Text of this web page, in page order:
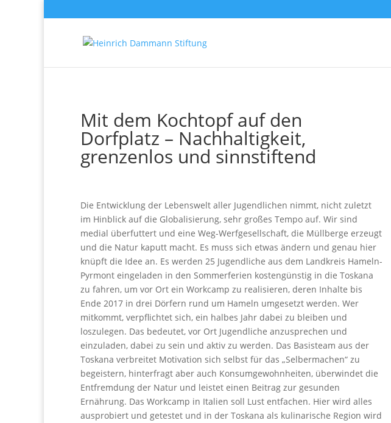
Mit dem Kochtopf auf den
Dorfplatz – Nachhaltigkeit,
grenzenlos und sinnstiftend
Die Entwicklung der Lebenswelt aller Jugendlichen nimmt, nicht zuletzt
im Hinblick auf die Globalisierung, sehr großes Tempo auf. Wir sind
medial überfuttert und eine Weg-Werfgesellschaft, die Müllberge erzeugt
und die Natur kaputt macht. Es muss sich etwas ändern und genau hier
knüpft die Idee an. Es werden 25 Jugendliche aus dem Landkreis Hameln-
Pyrmont eingeladen in den Sommerferien kostengünstig in die Toskana
zu fahren, um vor Ort ein Workcamp zu realisieren, deren Inhalte bis
Ende 2017 in drei Dörfern rund um Hameln umgesetzt werden. Wer
mitkommt, verpflichtet sich, ein halbes Jahr dabei zu bleiben und
loszulegen. Das bedeutet, vor Ort Jugendliche anzusprechen und
einzuladen, dabei zu sein und aktiv zu werden. Das Basisteam aus der
Toskana verbreitet Motivation sich selbst für das „Selbermachen“ zu
begeistern, hinterfragt aber auch Konsumgewohnheiten, überwindet die
Entfremdung der Natur und leistet einen Beitrag zur gesunden
Ernährung. Das Workcamp in Italien soll Lust entfachen. Hier wird alles
ausprobiert und getestet und in der Toskana als kulinarische Region wird